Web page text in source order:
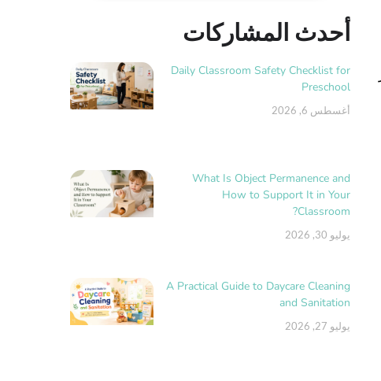
أحدث المشاركات
Daily Classroom Safety Checklist for
Preschool
أغسطس 6, 2026
What Is Object Permanence and
How to Support It in Your
Classroom?
يوليو 30, 2026
A Practical Guide to Daycare Cleaning
and Sanitation
يوليو 27, 2026